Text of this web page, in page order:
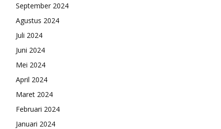
September 2024
Agustus 2024
Juli 2024
Juni 2024
Mei 2024
April 2024
Maret 2024
Februari 2024
Januari 2024